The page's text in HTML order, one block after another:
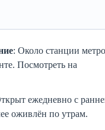
: Около станции
Посмотреть на
ежедневно с
оживлён по утрам.